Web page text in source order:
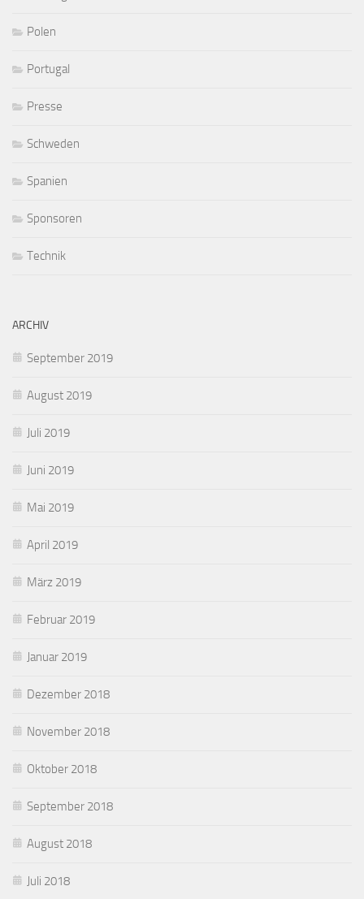
Polen
Portugal
Presse
Schweden
Spanien
Sponsoren
Technik
ARCHIV
September 2019
August 2019
Juli 2019
Juni 2019
Mai 2019
April 2019
März 2019
Februar 2019
Januar 2019
Dezember 2018
November 2018
Oktober 2018
September 2018
August 2018
Juli 2018